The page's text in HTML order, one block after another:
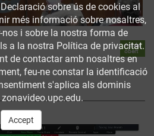
Accés
obert
sobre ús de cookies al
més informació sobre nosaltres,
i sobre la nostra forma de
a la nostra Política de privacitat.
de contactar amb nosaltres en
feu-ne constar la identificació
s'aplica als dominis
Accept